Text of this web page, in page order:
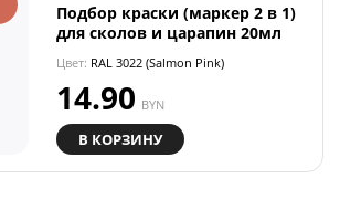
Подбор краски (маркер 2 в 1)
для сколов и царапин 20мл
Цвет: RAL 3022 (Salmon Pink)
14.90 BYN
В КОРЗИНУ